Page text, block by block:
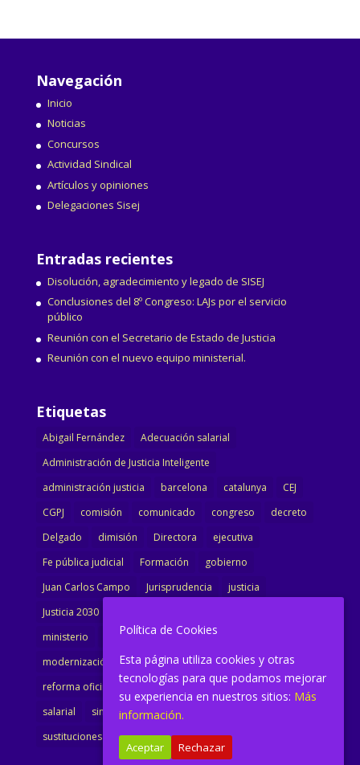
Navegación
Inicio
Noticias
Concursos
Actividad Sindical
Artículos y opiniones
Delegaciones Sisej
Entradas recientes
Disolución, agradecimiento y legado de SISEJ
Conclusiones del 8º Congreso: LAJs por el servicio
público
Reunión con el Secretario de Estado de Justicia
Reunión con el nuevo equipo ministerial.
Etiquetas
Abigail Fernández
Adecuación salarial
Administración de Justicia Inteligente
administración justicia
barcelona catalunya
CEJ
CGPJ
comisión comunicado congreso
decreto
Delgado
dimisión Directora
ejecutiva
Fe pública judicial
Formación
gobierno
Juan Carlos Campo
Jurisprudencia
justicia
Justicia 2030
ministerio
Ministra Justicia
Ministro de Justicia
modernización
noticias Portavoz
reforma
reforma oficina
renovación retribuciones
reunión
salarial
sindicalismo sindicato
sustituciones
Textualización Transcripciones
Política de Cookies
Esta página utiliza cookies y otras
tecnologías para que podamos mejorar
su experiencia en nuestros sitios: Más
información.
Aceptar Rechazar